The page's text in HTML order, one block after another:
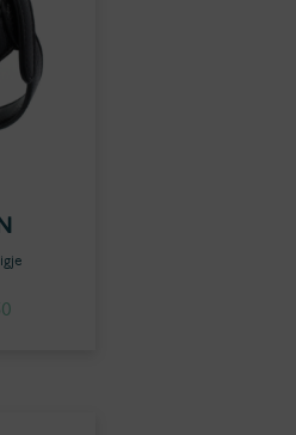
Prijsklasse: